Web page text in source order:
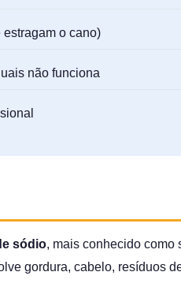
o cano)
não funciona
sódio, mais conhecido como
gordura, cabelo, resíduos